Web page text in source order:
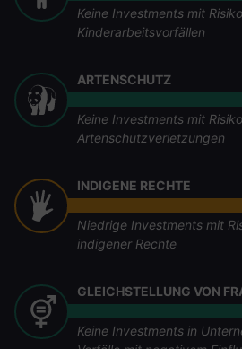
Keine Investments mit
Kinderarbeitsvorfällen
ARTENSCHUTZ
Keine Investments mit
Artenschutzverletzungen
INDIGENE RECHTE
Niedrige Investments mit
indigener Rechte
GLEICHSTELLUNG VON
Keine Investments in